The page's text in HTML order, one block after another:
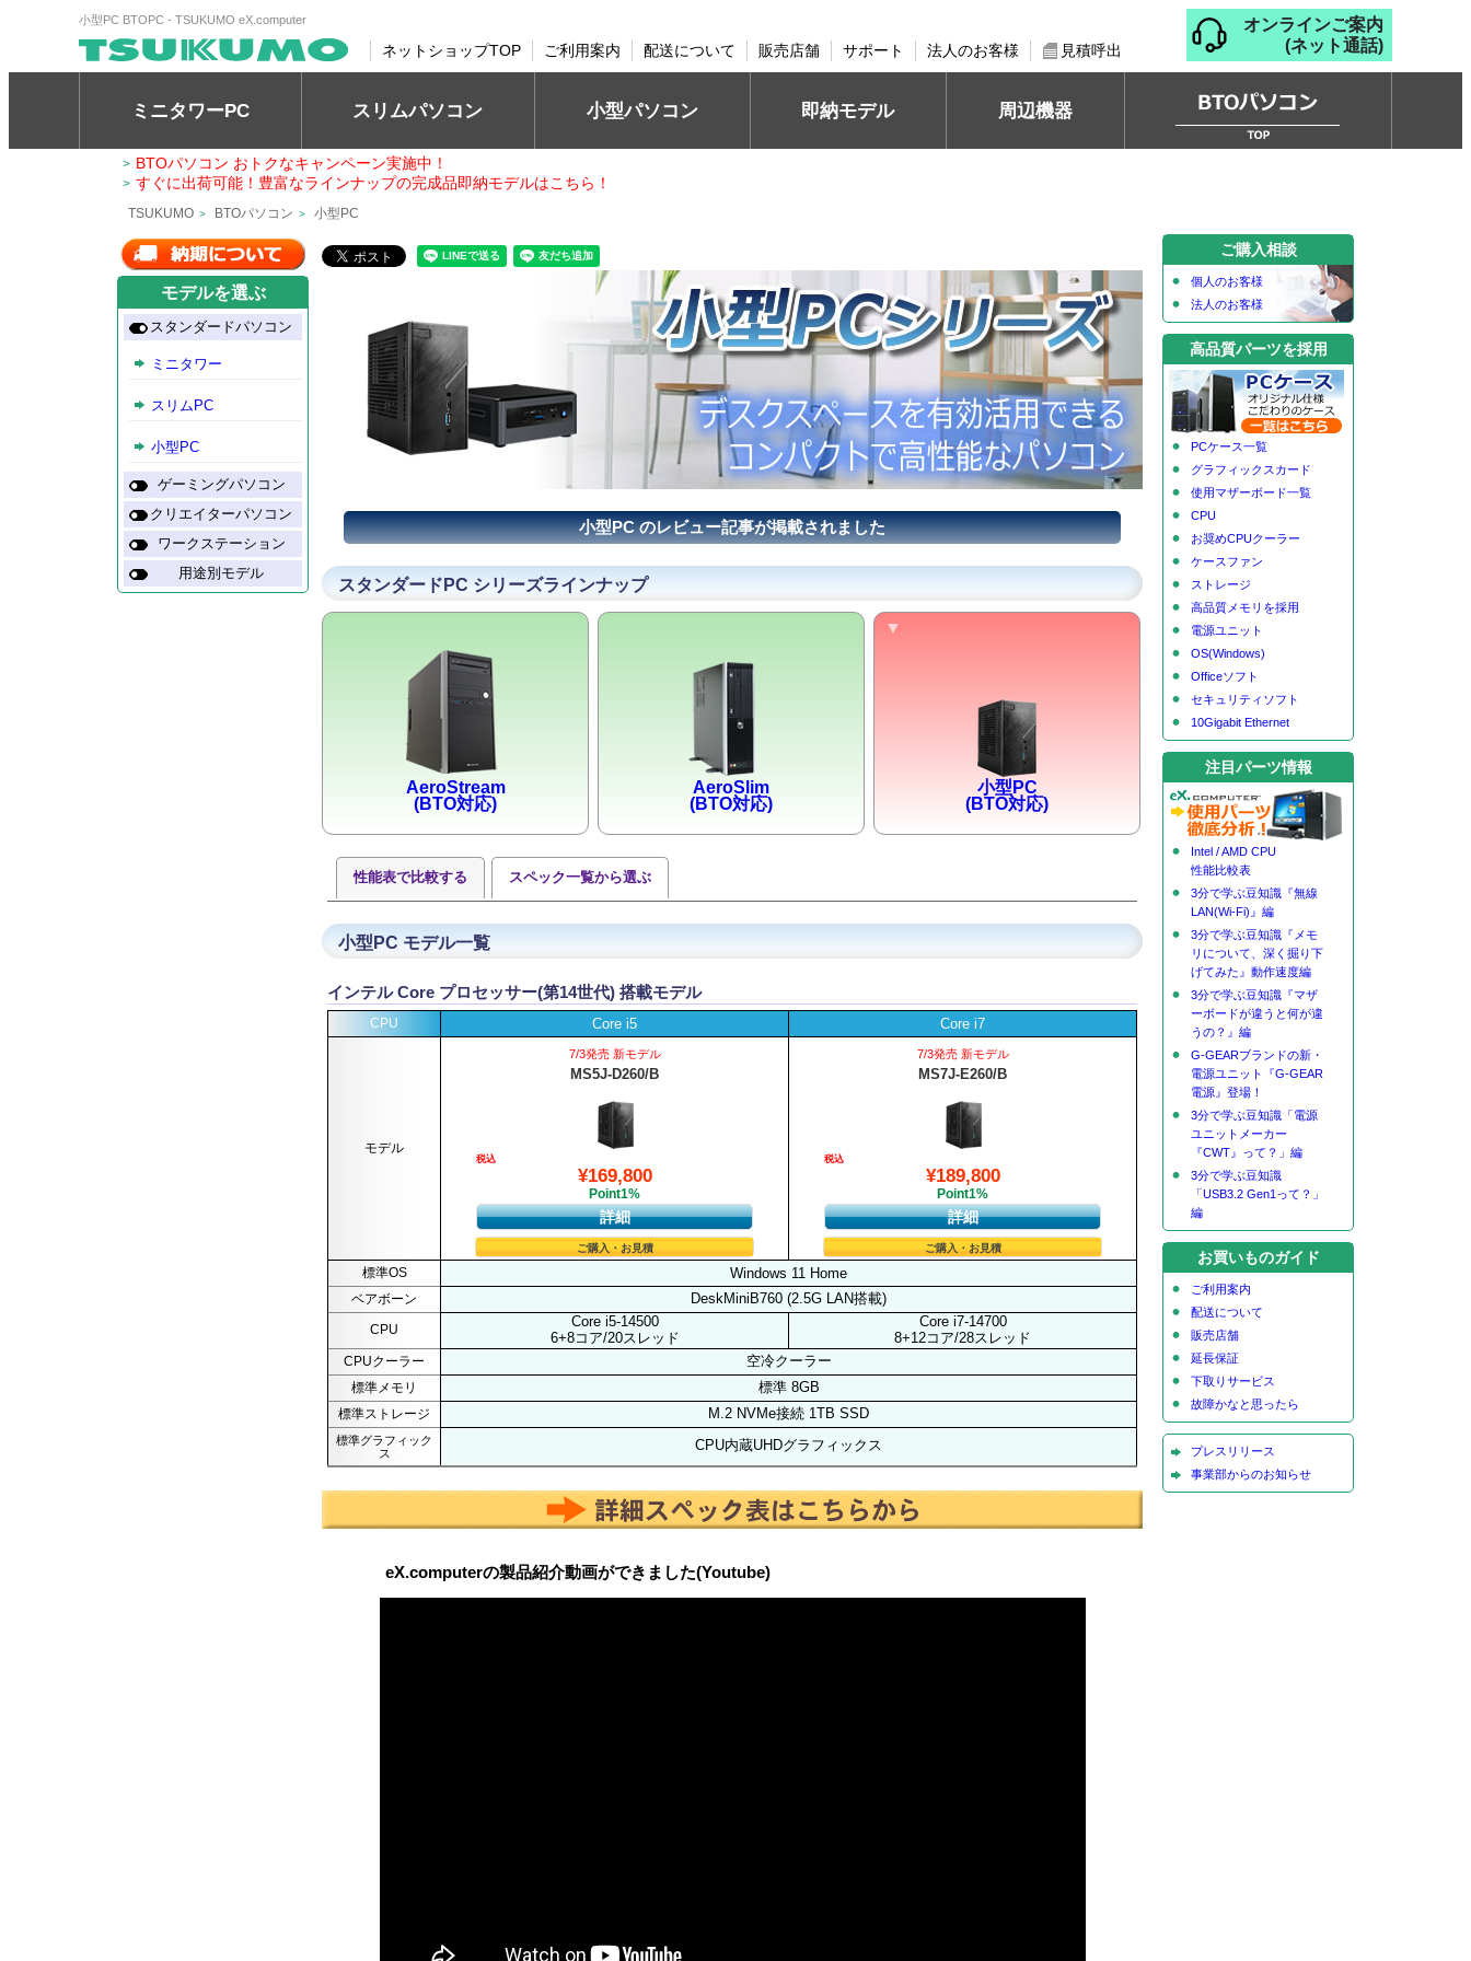
小型PC BTOPC - TSUKUMO eX.computer
ネットショップTOP ご利用案内 配送について 販売店舗 サポート 法人のお客様 見積呼出
オンラインご案内
(ネット通話)
ミニタワーPC スリムパソコン 小型パソコン 即納モデル 周辺機器
> BTOパソコン おトクなキャンペーン実施中！
> すぐに出荷可能！豊富なラインナップの完成品即納モデルはこちら！
TSUKUMO > BTOパソコン > 小型PC
小型PC のレビュー記事が掲載されました
スタンダードPC シリーズラインナップ
AeroStream
(BTO対応)
AeroSlim
(BTO対応)
小型PC
(BTO対応)
性能表で比較する スペック一覧から選ぶ
小型PC モデル一覧
インテル Core プロセッサー(第14世代) 搭載モデル
CPU Core i5 Core i7
モデル
7/3発売 新モデル
MS5J-D260/B
税込
¥169,800
Point1%
詳細
ご購入・お見積
7/3発売 新モデル
MS7J-E260/B
税込
¥189,800
Point1%
詳細
ご購入・お見積
標準OS Windows 11 Home
ベアボーン DeskMiniB760 (2.5G LAN搭載)
CPU
Core i5-14500
6+8コア/20スレッド
Core i7-14700
8+12コア/28スレッド
CPUクーラー 空冷クーラー
標準メモリ 標準 8GB
標準ストレージ M.2 NVMe接続 1TB SSD
標準グラフィック
ス
CPU内蔵UHDグラフィックス
eX.computerの製品紹介動画ができました(Youtube)
モデルを選ぶ
スタンダードパソコン
ミニタワー
スリムPC
小型PC
ゲーミングパソコン
クリエイターパソコン
ワークステーション
用途別モデル
ご購入相談
個人のお客様
法人のお客様
高品質パーツを採用
PCケース一覧
グラフィックスカード
使用マザーボード一覧
CPU
お奨めCPUクーラー
ケースファン
ストレージ
高品質メモリを採用
電源ユニット
OS(Windows)
Officeソフト
セキュリティソフト
10Gigabit Ethernet
注目パーツ情報
Intel / AMD CPU
性能比較表
3分で学ぶ豆知識『無線
LAN(Wi-Fi)』編
3分で学ぶ豆知識『メモ
リについて、深く掘り下
げてみた』動作速度編
3分で学ぶ豆知識『マザ
ーボードが違うと何が違
うの？』編
G-GEARブランドの新・
電源ユニット『G-GEAR
電源』登場！
3分で学ぶ豆知識「電源
ユニットメーカー
『CWT』って？」編
3分で学ぶ豆知識
「USB3.2 Gen1って？」
編
お買いものガイド
ご利用案内
配送について
販売店舗
延長保証
下取りサービス
故障かなと思ったら
プレスリリース
事業部からのお知らせ